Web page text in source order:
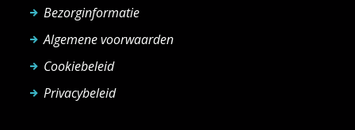
Bezorginformatie
Algemene voorwaarden
Cookiebeleid
Privacybeleid